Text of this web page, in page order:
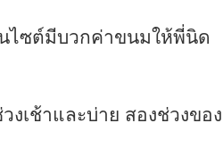
ไซต์มีบวกค่าขนมให้พี่นิด
เช้าและบ่าย สองช่วงของ